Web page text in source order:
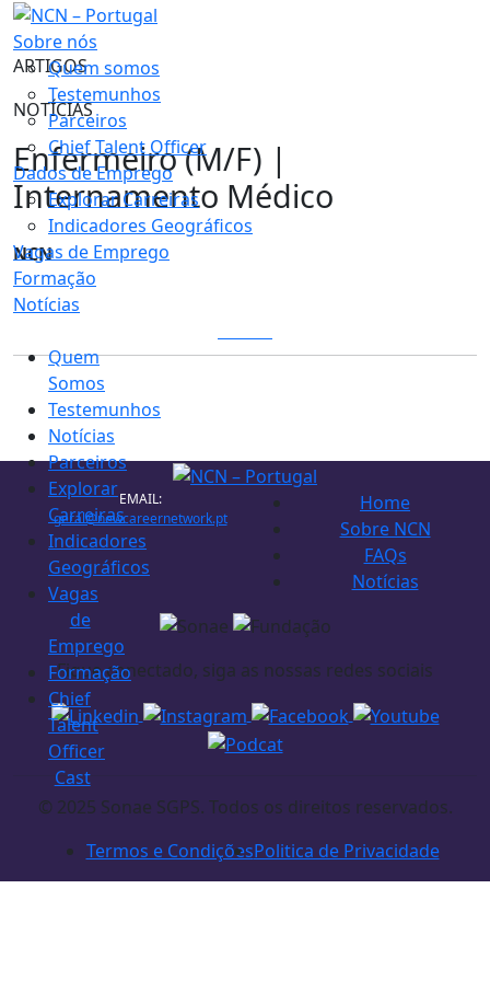
Sobre nós
Quem somos
Testemunhos
Parceiros
Chief Talent Officer
Dados de Emprego
Explorar Carreiras
Indicadores Geográficos
Vagas de Emprego
Formação
Notícias
Quem
Somos
Testemunhos
Notícias
Parceiros
Explorar
Carreiras
Indicadores
Geográficos
Vagas
de
Emprego
Formação
Chief
Talent
Officer
Cast
ARTIGOS
NOTÍCIAS
Enfermeiro (M/F)​ |
Internamento Médico
NCN
EMAIL:
geral@newcareernetwork.pt
Home
Sobre NCN
FAQs
Notícias
Fique conectado, siga as nossas redes sociais
© 2025 Sonae SGPS. Todos os direitos reservados.
Termos e CondiçõesPolitica de Privacidade